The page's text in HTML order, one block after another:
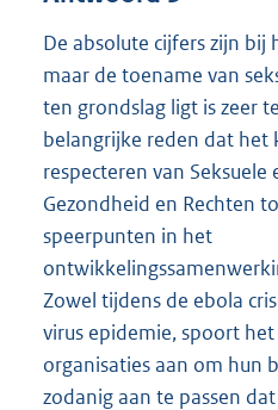
De absolute cijfers zijn
maar de toename van
ten grondslag ligt is zeer
belangrijke reden dat
respecteren van Seksuele
Gezondheid en Rechten
speerpunten in het
Zowel tijdens de ebola
virus epidemie, spoort
organisaties aan om hun
zodanig aan te passen